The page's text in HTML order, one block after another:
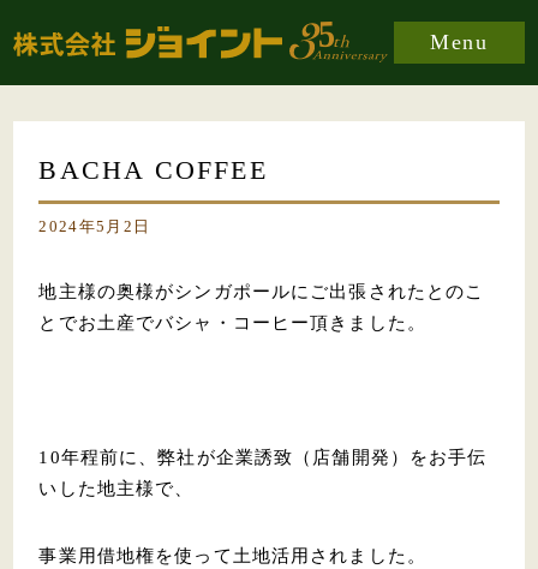
Menu
BACHA COFFEE
2024年5月2日
地主様の奥様がシンガポールにご出張されたとのこ
とでお土産でバシャ・コーヒー頂きました。
10年程前に、弊社が企業誘致（店舗開発）をお手伝
いした地主様で、
事業用借地権を使って土地活用されました。